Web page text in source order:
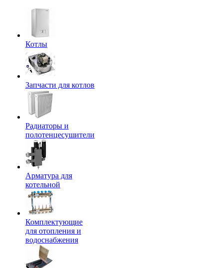
Котлы
Запчасти для котлов
Радиаторы и
полотенцесушители
Арматура для
котельной
Комплектующие
для отопления и
водоснабжения